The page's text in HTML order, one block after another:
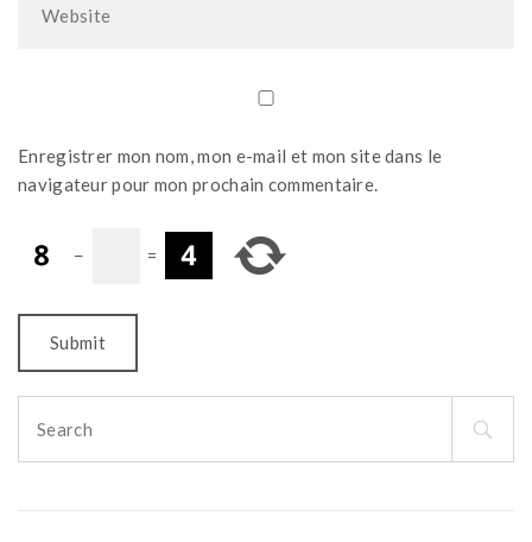
Enregistrer mon nom, mon e-mail et mon site dans le
navigateur pour mon prochain commentaire.
− =
for: